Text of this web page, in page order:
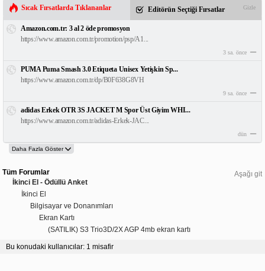
Sıcak Fırsatlarda Tıklananlar Editörün Seçtiği Fırsatlar Gizle
Amazon.com.tr: 3 al 2 öde promosyon
https://www.amazon.com.tr/promotion/psp/A1...
3 sa. önce
PUMA Puma Smash 3.0 Etiqueta Unisex Yetişkin Sp...
https://www.amazon.com.tr/dp/B0F638G8VH
9 sa. önce
adidas Erkek OTR 3S JACKET M Spor Üst Giyim WHI...
https://www.amazon.com.tr/adidas-Erkek-JAC...
dün
Aşağı git
Tüm Forumlar
İkinci El - Ödüllü Anket
İkinci El
Bilgisayar ve Donanımları
Ekran Kartı
(SATILIK) S3 Trio3D/2X AGP 4mb ekran kartı
Bu konudaki kullanıcılar: 1 misafir